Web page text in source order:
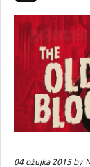
04 ožujka 2015 by